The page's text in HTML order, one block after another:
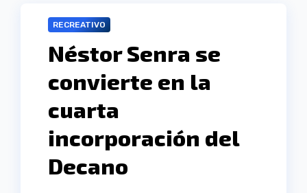
RECREATIVO
Néstor Senra se
convierte en la
cuarta
incorporación del
Decano